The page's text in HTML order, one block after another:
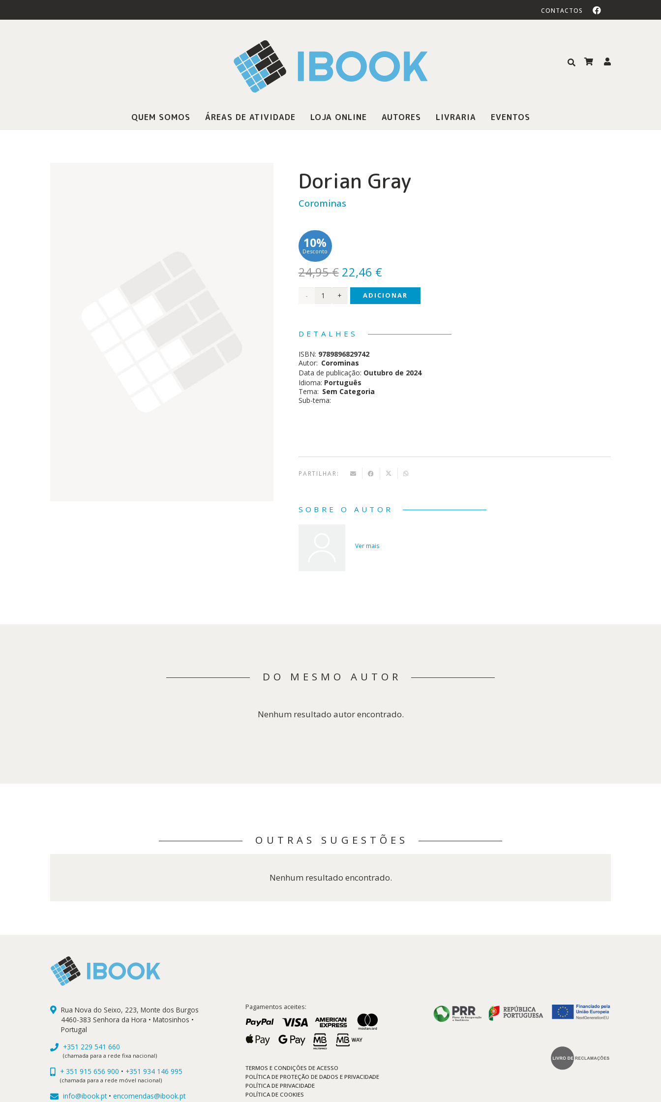
CONTACTOS
QUEM SOMOS ÁREAS DE ATIVIDADE LOJA ONLINE AUTORES LIVRARIA EVENTOS
Dorian Gray
Corominas
10%
Desconto
24,95€ O
preço
original
22,46 €O
preço
atual
Quantidade
ADICIONAR
DETALHES
ISBN: 9789896829742
Autor: Corominas
Data de publicação: Outubro de 2024
Idioma: Português
Tema: Sem Categoria
Sub-tema:
PARTILHAR:
SOBRE O AUTOR
Ver mais
DO MESMO AUTOR
Nenhum resultado autor encontrado.
OUTRAS SUGESTÕES
Nenhum resultado encontrado.
Rua Nova do Seixo, 223, Monte dos Burgos
4460-383 Senhora da Hora • Matosinhos •
Portugal
+351 229 541 660
(chamada para a rede fixa nacional)
+ 351 915 656 900 • +351 934 146 995
(chamada para a rede móvel nacional)
info@ibook.pt• encomendas@ibook.pt
Pagamentos aceites:
TERMOS E CONDIÇÕES DE ACESSO
POLÍTICA DE PROTEÇÃO DE DADOS E PRIVACIDADE
POLÍTICA DE PRIVACIDADE
POLÍTICA DE COOKIES